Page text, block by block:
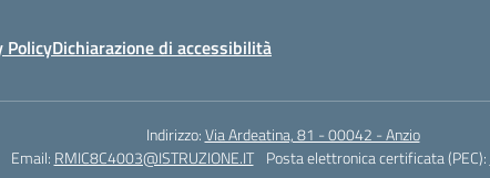
PolicyDichiarazione di accessibilità
Indirizzo:Via Ardeatina, 81 - 00042 - Anzio
Email: RMIC8C4003@ISTRUZIONE.IT Posta elettronica certificata (PEC):